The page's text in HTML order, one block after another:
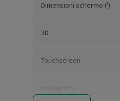
Dimensioni schermo (')
3D
Touchscreen
Display IPS